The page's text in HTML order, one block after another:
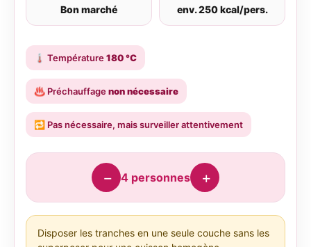
Bon marché env. 250 kcal/pers.
🌡️ Température180 °C
♨️ Préchauffagenon nécessaire
🔁 Pas nécessaire, mais surveiller attentivement
− 4 personnes +
Disposer les tranches en une seule couche sans les